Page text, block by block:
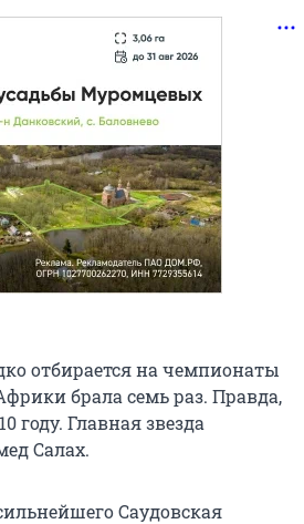
отбирается на чемпионаты
брала семь раз. Правда,
году. Главная звезда
Салах.
Саудовская